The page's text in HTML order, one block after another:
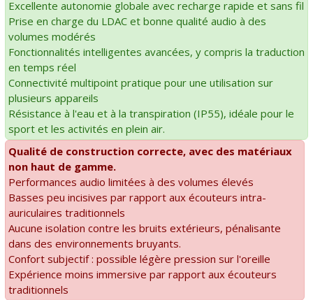
Excellente autonomie globale avec recharge rapide et sans fil
Prise en charge du LDAC et bonne qualité audio à des
volumes modérés
Fonctionnalités intelligentes avancées, y compris la traduction
en temps réel
Connectivité multipoint pratique pour une utilisation sur
plusieurs appareils
Résistance à l'eau et à la transpiration (IP55), idéale pour le
sport et les activités en plein air.
Qualité de construction correcte, avec des matériaux
non haut de gamme.
Performances audio limitées à des volumes élevés
Basses peu incisives par rapport aux écouteurs intra-
auriculaires traditionnels
Aucune isolation contre les bruits extérieurs, pénalisante
dans des environnements bruyants.
Confort subjectif : possible légère pression sur l'oreille
Expérience moins immersive par rapport aux écouteurs
traditionnels